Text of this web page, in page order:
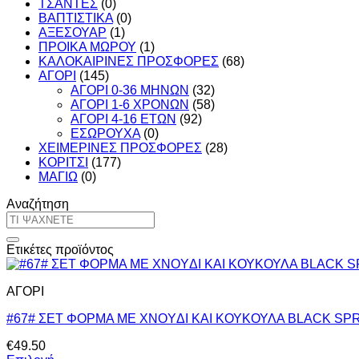
ΤΣΑΝΤΕΣ (0)
ΒΑΠΤΙΣΤΙΚΑ (0)
ΑΞΕΣΟΥΑΡ (1)
ΠΡΟΙΚΑ ΜΩΡΟΥ (1)
ΚΑΛΟΚΑΙΡΙΝΕΣ ΠΡΟΣΦΟΡΕΣ (68)
ΑΓΟΡΙ (145)
ΑΓΟΡΙ 0-36 ΜΗΝΩΝ (32)
ΑΓΟΡΙ 1-6 ΧΡΟΝΩΝ (58)
ΑΓΟΡΙ 4-16 ΕΤΩΝ (92)
ΕΣΩΡΟΥΧΑ (0)
ΧΕΙΜΕΡΙΝΕΣ ΠΡΟΣΦΟΡΕΣ (28)
ΚΟΡΙΤΣΙ (177)
ΜΑΓΙΩ (0)
Αναζήτηση
Αναζήτηση
για:
Ετικέτες προϊόντος
ΑΓΟΡΙ
#67# ΣΕΤ ΦΟΡΜΑ ΜΕ XNOYΔΙ ΚΑΙ ΚΟΥΚΟΥΛΑ BLACK
€49.50